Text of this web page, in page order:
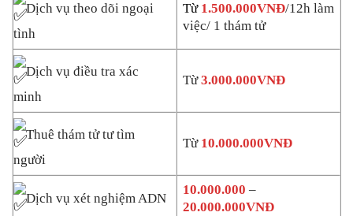
Dịch vụ theo dõi ngoại
tình
Từ1.500.000VNĐ/12h làm
việc/ 1 thám tử
Dịch vụ điều tra xác
minh
Từ3.000.000VNĐ
Thuê thám tử tư tìm
người
Từ 10.000.000VNĐ
Dịch vụ xét nghiệm ADN
10.000.000 –
20.000.000VNĐ